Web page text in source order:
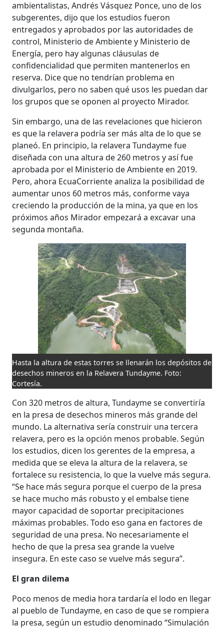
ambientalistas, Andrés Vásquez Ponce, uno de los
subgerentes, dijo que los estudios fueron
entregados y aprobados por las autoridades de
control, Ministerio de Ambiente y Ministerio de
Energía, pero hay algunas cláusulas de
confidencialidad que permiten mantenerlos en
reserva. Dice que no tendrían problema en
divulgarlos, pero no saben qué usos les puedan dar
los grupos que se oponen al proyecto Mirador.
Sin embargo, una de las revelaciones que hicieron
es que la relavera podría ser más alta de lo que se
planeó. En principio, la relavera Tundayme fue
diseñada con una altura de 260 metros y así fue
aprobada por el Ministerio de Ambiente en 2019.
Pero, ahora EcuaCorriente analiza la posibilidad de
aumentar unos 60 metros más, conforme vaya
creciendo la producción de la mina, ya que en los
próximos años Mirador empezará a excavar una
segunda montaña.
Hasta la altura de estas torres se llenarán los depósitos de
desechos mineros en la Relavera Tundayme. Foto:
Cortesía.
Con 320 metros de altura, Tundayme se convertiría
en la presa de desechos mineros más grande del
mundo. La alternativa sería construir una tercera
relavera, pero es la opción menos probable. Según
los estudios, dicen los gerentes de la empresa, a
medida que se eleva la altura de la relavera, se
fortalece su resistencia, lo que la vuelve más segura.
“Se hace más segura porque el cuerpo de la presa
se hace mucho más robusto y el embalse tiene
mayor capacidad de soportar precipitaciones
máximas probables. Todo eso gana en factores de
seguridad de una presa. No necesariamente el
hecho de que la presa sea grande la vuelve
insegura. En este caso se vuelve más segura”.
El gran dilema
Poco menos de media hora tardaría el lodo en llegar
al pueblo de Tundayme, en caso de que se rompiera
la presa, según un estudio denominado “Simulación